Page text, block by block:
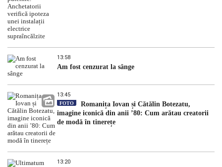
13:58
Am fost cenzurat la sânge
13:45
FOTO
Romanița Iovan și Cătălin Botezatu,
imagine iconică din anii ’80: Cum arătau creatorii
de modă în tinerețe
13:20